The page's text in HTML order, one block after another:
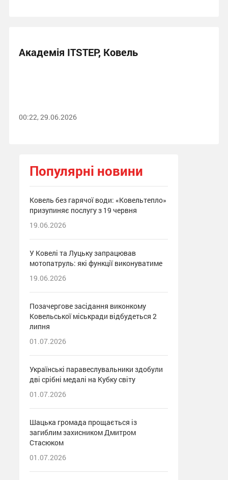
Академія ITSTEP, Ковель
00:22, 29.06.2026
Популярні новини
Ковель без гарячої води: «Ковельтепло»
призупиняє послугу з 19 червня
19.06.2026
У Ковелі та Луцьку запрацював
мотопатруль: які функції виконуватиме
19.06.2026
Позачергове засідання виконкому
Ковельської міськради відбудеться 2
липня
01.07.2026
Українські паравеслувальники здобули
дві срібні медалі на Кубку світу
01.07.2026
Шацька громада прощається із
загиблим захисником Дмитром
Стасюком
01.07.2026